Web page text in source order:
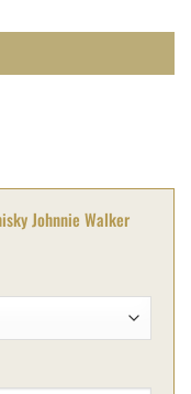
Johnnie Walker